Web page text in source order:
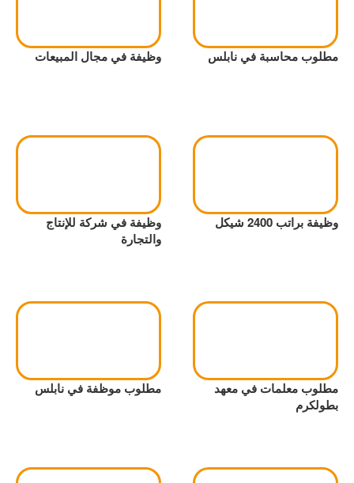
مطلوب محاسبة في نابلس وظيفة في مجال المبيعات
وظيفة براتب 2400 شيكل
وظيفة في شركة للإنتاج
والتجارة
مطلوب معلمات في معهد
بطولكرم
مطلوب موظفة في نابلس